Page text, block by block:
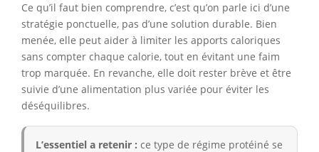
Ce qu’il faut bien comprendre, c’est qu’on parle ici d’une
stratégie ponctuelle, pas d’une solution durable. Bien
menée, elle peut aider à limiter les apports caloriques
sans compter chaque calorie, tout en évitant une faim
trop marquée. En revanche, elle doit rester brève et être
suivie d’une alimentation plus variée pour éviter les
déséquilibres.
L’essentiel a retenir : ce type de régime protéiné se